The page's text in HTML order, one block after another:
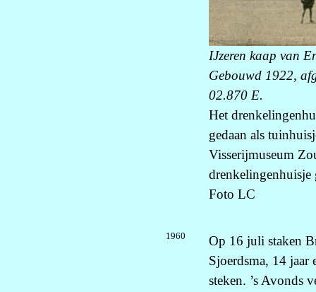
IJzeren kaap van
Gebouwd 1922,
02.870 E.
Het
gedaan als
Visserijmuseum
Foto LC
1960
Op 16 juli staken
Sjoerdsma, 14 jaar
steken. ’s Avonds